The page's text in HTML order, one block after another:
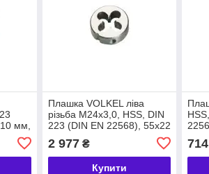
мм,
13,
Плашка VOLKEL ліва
різьба M24х3,0, HSS, DIN
223 (DIN EN 22568), 55x22
мм, допуск 6g, різьба DIN
13, для ручного
використання VS,
2 977₴
Купити
714